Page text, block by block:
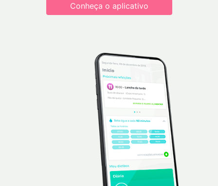
Conheça o aplicativo